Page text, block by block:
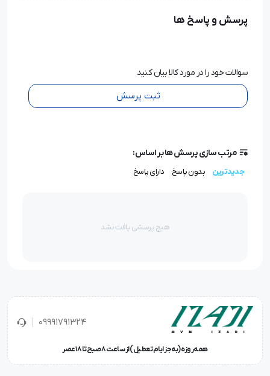
پرسش و پاسخ ها
سوالات خود را در مورد کالا بیان کنید
ثبت پرسش
مرتب سازی پرسش ها بر اساس:
جدیدترین بدون پاسخ دارای پاسخ
هیچ پرسشی یافت نشد
09991791324
همه‌روزه (به‌جز ایام تعطیل) از ساعت ۸ صبح تا ۱۸ عصر